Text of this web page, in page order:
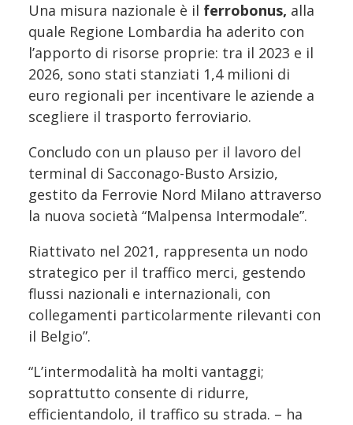
Una misura nazionale è il ferrobonus, alla
quale Regione Lombardia ha aderito con
l’apporto di risorse proprie: tra il 2023 e il
2026, sono stati stanziati 1,4 milioni di
euro regionali per incentivare le aziende a
scegliere il trasporto ferroviario.
Concludo con un plauso per il lavoro del
terminal di Sacconago-Busto Arsizio,
gestito da Ferrovie Nord Milano attraverso
la nuova società “Malpensa Intermodale”.
Riattivato nel 2021, rappresenta un nodo
strategico per il traffico merci, gestendo
flussi nazionali e internazionali, con
collegamenti particolarmente rilevanti con
il Belgio”.
“L’intermodalità ha molti vantaggi;
soprattutto consente di ridurre,
efficientandolo, il traffico su strada. – ha